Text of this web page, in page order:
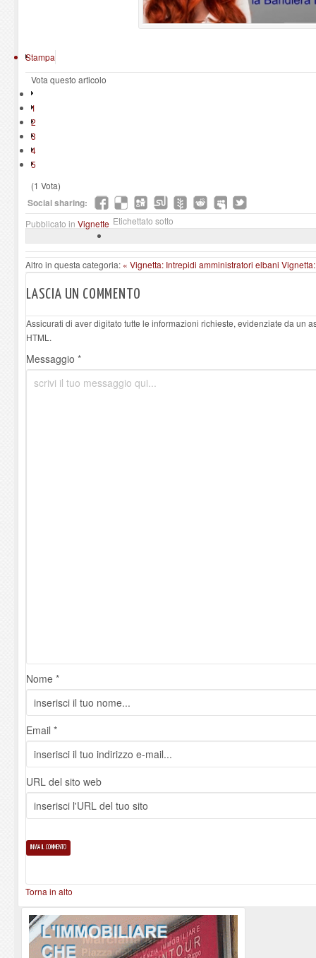
Stampa
Vota questo articolo
1
2
3
4
5
(1 Vota)
Social sharing:
Pubblicato in Vignette Etichettato sotto
Altro in questa categoria: « Vignetta: Intrepidi amministratori elbani
LASCIA UN COMMENTO
Assicurati di aver digitato tutte le informazioni richieste, evidenziate da un
HTML.
Messaggio *
Nome *
Email *
URL del sito web
Torna in alto